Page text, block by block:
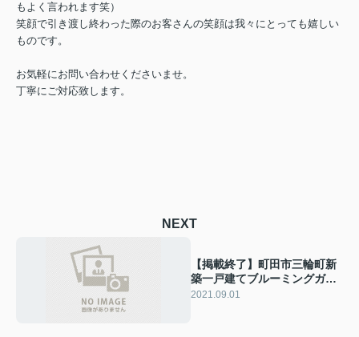
もよく言われます笑）
笑顔で引き渡し終わった際のお客さんの笑顔は我々にとっても嬉しい
ものです。
お気軽にお問い合わせくださいませ。
丁寧にご対応致します。
NEXT
【掲載終了】町田市三輪町新
築一戸建てブルーミングガー
デン全11棟
2021.09.01